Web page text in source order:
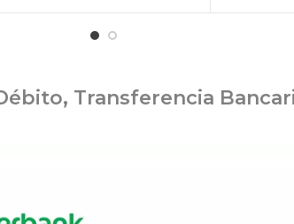
Transferencia